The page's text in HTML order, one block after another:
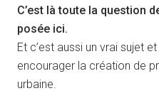
C’est là toute la question
posée ici.
Et c’est aussi un vrai sujet
encourager la création de
urbaine.